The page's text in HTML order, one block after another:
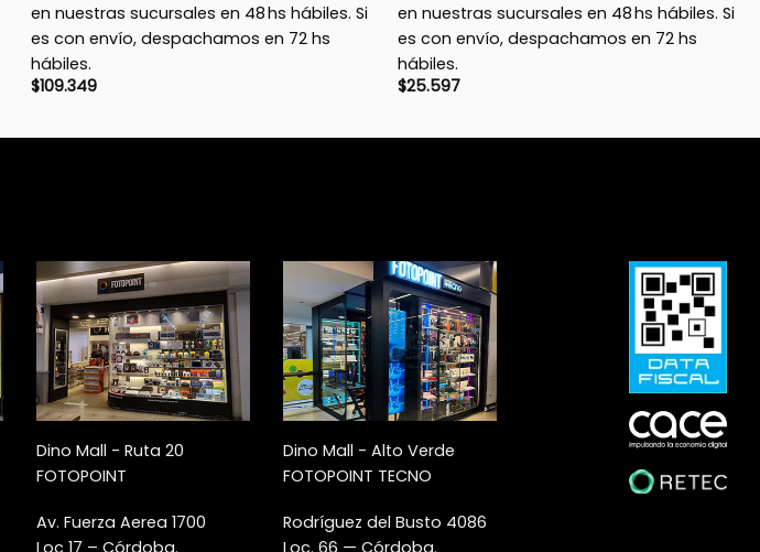
en nuestras sucursales en 48 hs hábiles. Si
es con envío, despachamos en 72 hs
hábiles.
$109.349
en nuestras sucursales en 48 hs hábiles. Si
es con envío, despachamos en 72 hs
hábiles.
$25.597
Dino Mall - Ruta 20
FOTOPOINT
Av. Fuerza Aerea 1700
Dino Mall - Alto Verde
FOTOPOINT TECNO
Rodríguez del Busto 4086